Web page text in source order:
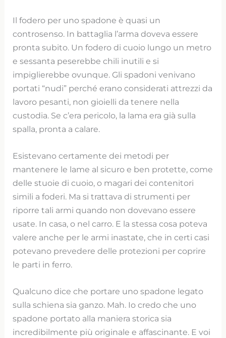
Il fodero per uno spadone è quasi un
controsenso. In battaglia l’arma doveva essere
pronta subito. Un fodero di cuoio lungo un metro
e sessanta peserebbe chili inutili e si
impiglierebbe ovunque. Gli spadoni venivano
portati “nudi” perché erano considerati attrezzi da
lavoro pesanti, non gioielli da tenere nella
custodia. Se c’era pericolo, la lama era già sulla
spalla, pronta a calare.
Esistevano certamente dei metodi per
mantenere le lame al sicuro e ben protette, come
delle stuoie di cuoio, o magari dei contenitori
simili a foderi. Ma si trattava di strumenti per
riporre tali armi quando non dovevano essere
usate. In casa, o nel carro. E la stessa cosa poteva
valere anche per le armi inastate, che in certi casi
potevano prevedere delle protezioni per coprire
le parti in ferro.
Qualcuno dice che portare uno spadone legato
sulla schiena sia ganzo. Mah. Io credo che uno
spadone portato alla maniera storica sia
incredibilmente più originale e affascinante. E voi